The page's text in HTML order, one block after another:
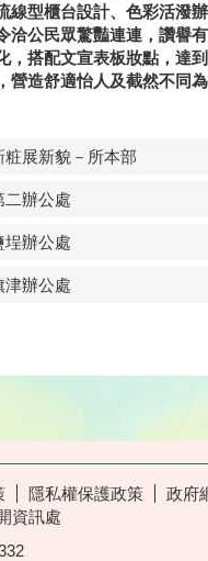
線型櫃台設計、色彩活潑
洽公民眾驚豔連連，讚譽
，搭配文宣表板妝點，達
營造舒適怡人及截然不同
展新貌－所本部
二辦公處
埕辦公處
津辦公處
隱私權保護政策
政府
資訊處